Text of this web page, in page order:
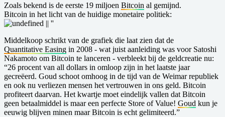
Zoals bekend is de eerste 19 miljoen Bitcoin al gemijnd.
Bitcoin in het licht van de huidige monetaire politiek:
Middelkoop schrikt van de grafiek die laat zien dat de
Quantitative Easing in 2008 - wat juist aanleiding was voor Satoshi
Nakamoto om Bitcoin te lanceren - verbleekt bij de geldcreatie nu:
“26 procent van all dollars in omloop zijn in het laatste jaar
gecreëerd. Goud schoot omhoog in de tijd van de Weimar republiek
en ook nu verliezen mensen het vertrouwen in ons geld. Bitcoin
profiteert daarvan. Het kwartje moet eindelijk vallen dat Bitcoin
geen betaalmiddel is maar een perfecte Store of Value! Goud kun je
eeuwig blijven minen maar Bitcoin is echt gelimiteerd.”